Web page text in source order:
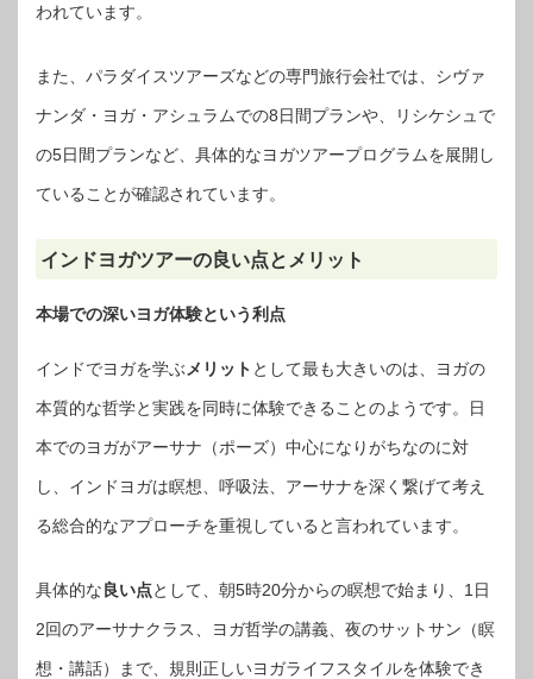
われています。
また、パラダイスツアーズなどの専門旅行会社では、シヴァ
ナンダ・ヨガ・アシュラムでの8日間プランや、リシケシュで
の5日間プランなど、具体的なヨガツアープログラムを展開し
ていることが確認されています。
インドヨガツアーの良い点とメリット
本場での深いヨガ体験という利点
インドでヨガを学ぶ メリット として最も大きいのは、ヨガの
本質的な哲学と実践を同時に体験できることのようです。日
本でのヨガがアーサナ（ポーズ）中心になりがちなのに対
し、インドヨガは瞑想、呼吸法、アーサナを深く繋げて考え
る総合的なアプローチを重視していると言われています。
具体的な良い点として、朝5時20分からの瞑想で始まり、1日
2回のアーサナクラス、ヨガ哲学の講義、夜のサットサン（瞑
想・講話）まで、規則正しいヨガライフスタイルを体験でき